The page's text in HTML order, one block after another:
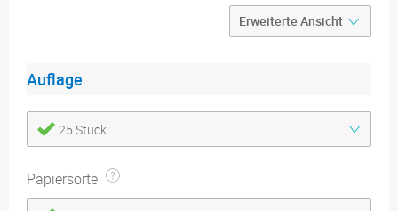
Konfigurieren
Auflage
25 Stück
Papiersorte